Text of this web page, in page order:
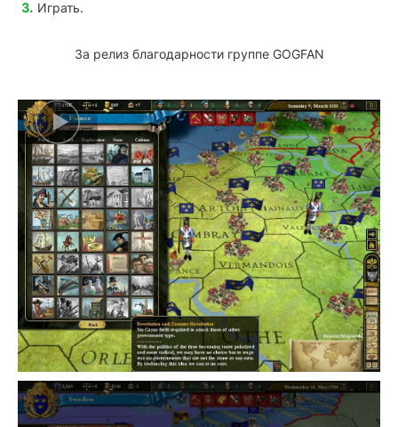
Играть.
За релиз благодарности группе GOGFAN